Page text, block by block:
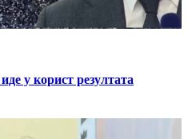
у корист резултата